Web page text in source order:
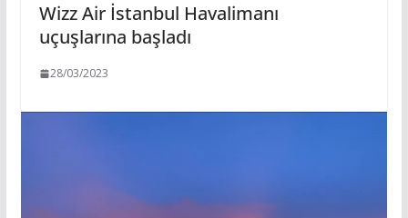
Wizz Air İstanbul Havalimanı
uçuşlarına başladı
28/03/2023